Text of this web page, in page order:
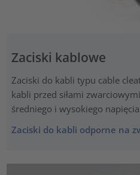
Zaciski kablowe
Zaciski do kabli typu cable
kabli przed siłami
średniego i wysokiego
Zaciski do kabli odporne na